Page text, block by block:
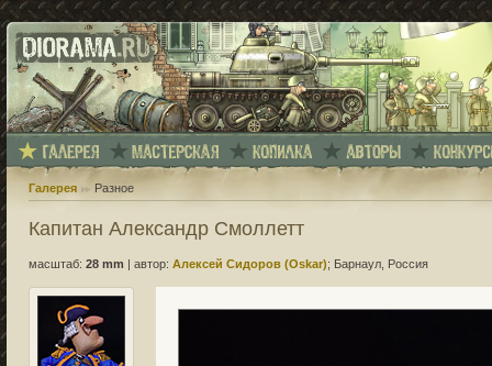
Галерея Разное
Капитан Александр Смоллетт
масштаб: 28 mm автор: Алексей Сидоров (Oskar); Барнаул, Россия